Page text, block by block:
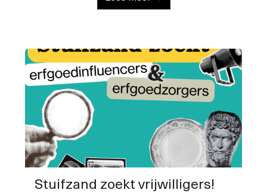
Stuifzand zoekt vrijwilligers!